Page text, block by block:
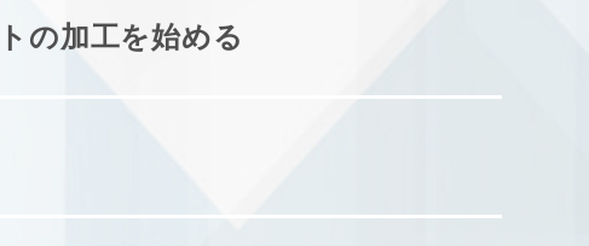
の加工を始める